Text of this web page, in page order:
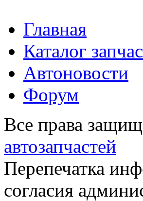
Главная
Каталог
Автоновости
Форум
Все права
автозапчастей
Перепечатка
согласия